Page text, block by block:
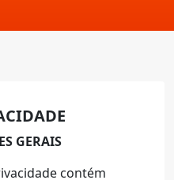
GERAIS
contém